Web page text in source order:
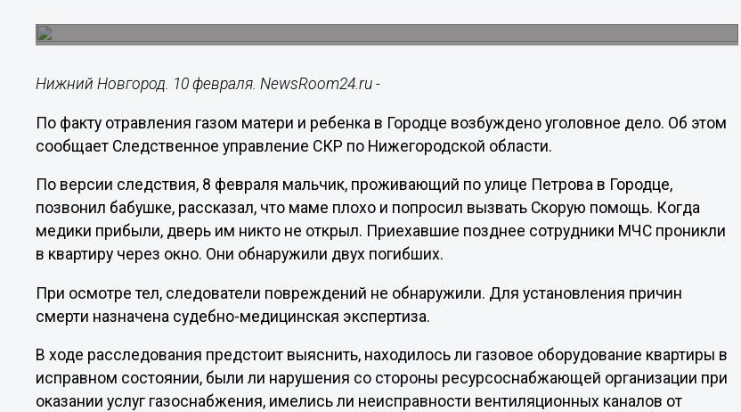
Нижний Новгород. 10 февраля. NewsRoom24.ru -
По факту отравления газом матери и ребенка в Городце возбуждено уголовное дело. Об этом
сообщает Следственное управление СКР по Нижегородской области.
По версии следствия, 8 февраля мальчик, проживающий по улице Петрова в Городце,
позвонил бабушке, рассказал, что маме плохо и попросил вызвать Скорую помощь. Когда
медики прибыли, дверь им никто не открыл. Приехавшие позднее сотрудники МЧС проникли
в квартиру через окно. Они обнаружили двух погибших.
При осмотре тел, следователи повреждений не обнаружили. Для установления причин
смерти назначена судебно-медицинская экспертиза.
В ходе расследования предстоит выяснить, находилось ли газовое оборудование квартиры в
исправном состоянии, были ли нарушения со стороны ресурсоснабжающей организации при
оказании услуг газоснабжения, имелись ли неисправности вентиляционных каналов от